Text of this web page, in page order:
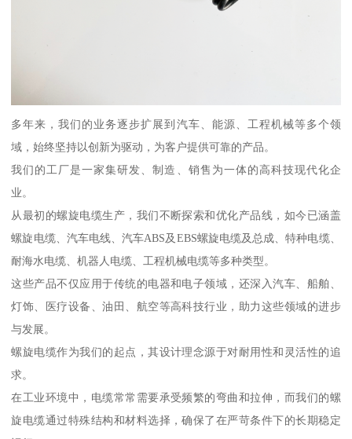
多年来，我们的业务逐步扩展到汽车、能源、工程机械等多个领
域，始终坚持以创新为驱动，为客户提供可靠的产品。
我们的工厂是一家集研发、制造、销售为一体的高科技现代化企
业。
从最初的螺旋电缆生产，我们不断探索和优化产品线，如今已涵盖
螺旋电缆、汽车电线、汽车ABS及EBS螺旋电缆及总成、特种电缆、
耐海水电缆、机器人电缆、工程机械电缆等多种类型。
这些产品不仅应用于传统的电器和电子领域，还深入汽车、船舶、
灯饰、医疗设备、油田、航空等高科技行业，助力这些领域的进步
与发展。
螺旋电缆作为我们的起点，其设计理念源于对耐用性和灵活性的追
求。
在工业环境中，电缆常常需要承受频繁的弯曲和拉伸，而我们的螺
旋电缆通过特殊结构和材料选择，确保了在严苛条件下的长期稳定